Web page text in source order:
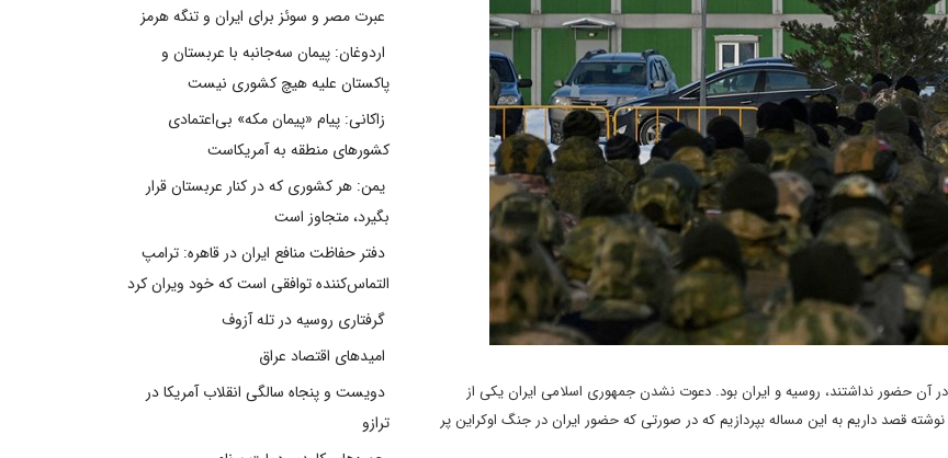
آن حضور نداشتند، روسیه و ایران بود. دعوت نشدن جمهوری اسلامی ایران یکی از
قصد داریم به این مساله بپردازیم که در صورتی که حضور ایران در جنگ اوکراین پر
عبرت مصر و سوئز برای ایران و تنگه هرمز
اردوغان: پیمان سه‌جانبه با عربستان و
پاکستان علیه هیچ کشوری نیست
زاکانی: پیام «پیمان مکه» بی‌اعتمادی
کشورهای منطقه به آمریکاست
یمن: هر کشوری که در کنار عربستان قرار
بگیرد، متجاوز است
دفتر حفاظت منافع ایران در قاهره: ترامپ
التماس‌کننده توافقی است که خود ویران کرد
گرفتاری روسیه در تله آزوف
امیدهای اقتصاد عراق
دویست و پنجاه سالگی انقلاب آمریکا در
ترازو